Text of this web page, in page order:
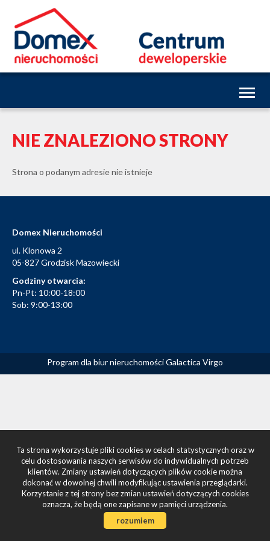
NIE ZNALEZIONO STRONY
Strona o podanym adresie nie istnieje
Domex Nieruchomości
ul. Klonowa 2
05-827 Grodzisk Mazowiecki
Godziny otwarcia:
Pn-Pt: 10:00-18:00
Sob: 9:00-13:00
Program dla biur nieruchomościGalactica Virgo
Ta strona wykorzystuje pliki cookies w celach statystycznych oraz w
celu dostosowania naszych serwisów do indywidualnych potrzeb
klientów. Zmiany ustawień dotyczących plików cookie można
dokonać w dowolnej chwili modyfikując ustawienia przeglądarki.
Korzystanie z tej strony bez zmian ustawień dotyczących cookies
oznacza, że będą one zapisane w pamięci urządzenia.
rozumiem